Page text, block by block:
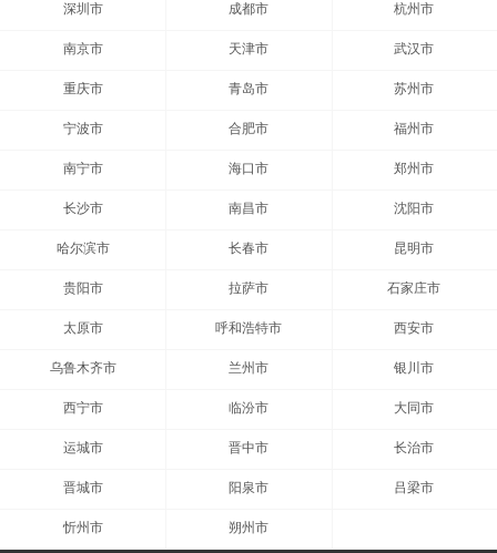
深圳市 成都市 杭州市
南京市 天津市 武汉市
重庆市 青岛市 苏州市
宁波市 合肥市 福州市
南宁市 海口市 郑州市
长沙市 南昌市 沈阳市
哈尔滨市 长春市 昆明市
贵阳市 拉萨市 石家庄市
太原市 呼和浩特市 西安市
乌鲁木齐市 兰州市 银川市
西宁市 临汾市 大同市
运城市 晋中市 长治市
晋城市 阳泉市 吕梁市
忻州市 朔州市